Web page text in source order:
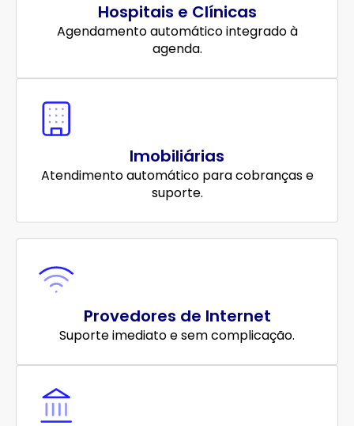
Hospitais e Clínicas
Agendamento automático integrado à
agenda.
Imobiliárias
Atendimento automático para cobranças e
suporte.
Provedores de Internet
Suporte imediato e sem complicação.